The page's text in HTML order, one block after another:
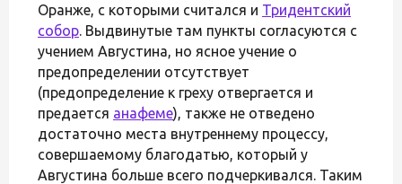
Оранже, с которыми считался и Тридентский
собор. Выдвинутые там пункты согласуются с
учением Августина, но ясное учение о
предопределении отсутствует
(предопределение к греху отвергается и
предается анафеме), также не отведено
достаточно места внутреннему процессу,
совершаемому благодатью, который у
Августина больше всего подчеркивался. Таким